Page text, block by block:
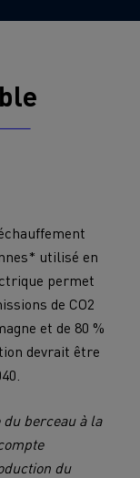
utilisé en
permet
de CO2
et de 80 %
devrait être
berceau à la
du